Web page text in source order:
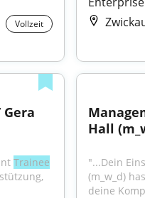
Vollzeit
Gera
Trainee
Hall
"...Dein
(m_w_d)
deine